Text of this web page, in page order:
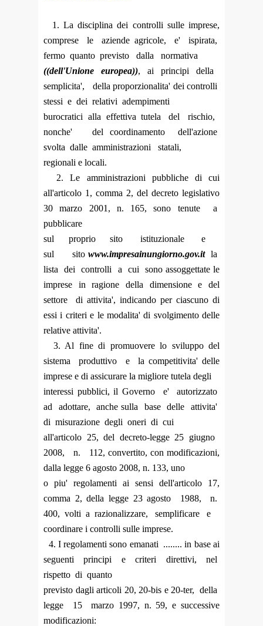
1. La disciplina dei controlli sulle imprese,
comprese le aziende agricole, e' ispirata,
fermo quanto previsto dalla normativa
((dell'Unione europea)), ai principi della
semplicita', della proporzionalita' dei controlli
stessi e dei relativi adempimenti
burocratici alla effettiva tutela del rischio,
nonche' del coordinamento dell'azione
svolta dalle amministrazioni statali,
regionali e locali.
2. Le amministrazioni pubbliche di cui
all'articolo 1, comma 2, del decreto legislativo
30 marzo 2001, n. 165, sono tenute a
pubblicare
sul proprio sito istituzionale e
sul sito www.impresainungiorno.gov.itla
lista dei controlli a cui sono assoggettate le
imprese in ragione della dimensione e del
settore di attivita', indicando per ciascuno di
essi i criteri e le modalita' di svolgimento delle
relative attivita'.
3. Al fine di promuovere lo sviluppo del
sistema produttivo e la competitivita' delle
imprese e di assicurare la migliore tutela degli
interessi pubblici, il Governo e' autorizzato
ad adottare, anche sulla base delle attivita'
di misurazione degli oneri di cui
all'articolo 25, del decreto-legge 25 giugno
2008, n. 112, convertito, con modificazioni,
dalla legge 6 agosto 2008, n. 133, uno
o piu' regolamenti ai sensi dell'articolo 17,
comma 2, della legge 23 agosto 1988, n.
400, volti a razionalizzare, semplificare e
coordinare i controlli sulle imprese.
4. I regolamenti sono emanati ........ in base ai
seguenti principi e criteri direttivi, nel
rispetto di quanto
previsto dagli articoli 20, 20-bis e 20-ter, della
legge 15 marzo 1997, n. 59, e successive
modificazioni: